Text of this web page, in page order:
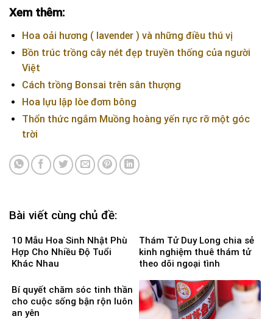
Xem thêm:
Hoa oải hương ( lavender ) và những điều thú vị
Bồn trúc trồng cây nét đẹp truyền thống của người
Việt
Cách trồng Bonsai trên sân thượng
Hoa lựu lập lòe đơm bông
Thổn thức ngắm Muồng hoàng yến rực rỡ một góc
trời
Bài viết cùng chủ đề:
10 Mẫu Hoa Sinh Nhật Phù
Hợp Cho Nhiều Độ Tuổi
Khác Nhau
Thám Tử Duy Long chia sẻ
kinh nghiệm thuê thám tử
theo dõi ngoại tình
Bí quyết chăm sóc tinh thần
cho cuộc sống bận rộn luôn
an yên